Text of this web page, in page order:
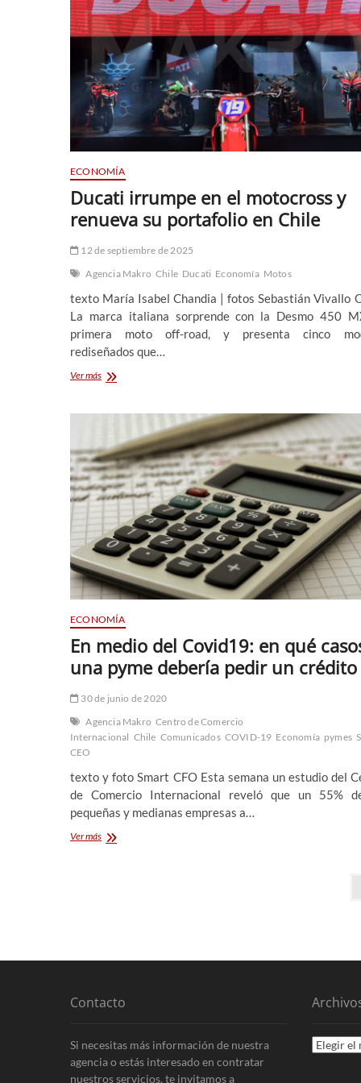
ECONOMÍA
Ducati irrumpe en el motocross y
renueva su portafolio en Chile
12 de septiembre de 2025
Agencia Makro Chile Ducati Economía Motos
texto María Isabel Chandia | fotos Sebastián Vivallo
La marca italiana sorprende con la Desmo 450
primera moto off-road, y presenta cinco
rediseñados que…
Ver másDucati
y
renueva
su
portafolio
en
ECONOMÍA
En medio del Covid19: en qué
una pyme debería pedir un crédito
30 de junio de 2020
Agencia Makro Centro de Comercio
Internacional Chile Comunicados COVID-19 Economía pymes
CEO
texto y foto Smart CFO Esta semana un estudio del
de Comercio Internacional reveló que un 55%
pequeñas y medianas empresas a…
Ver másEn
crédito
Contacto
Si necesitas más información de nuestra
agencia o estás interesado en contratar
nuestros servicios, te invitamos a
Archivos